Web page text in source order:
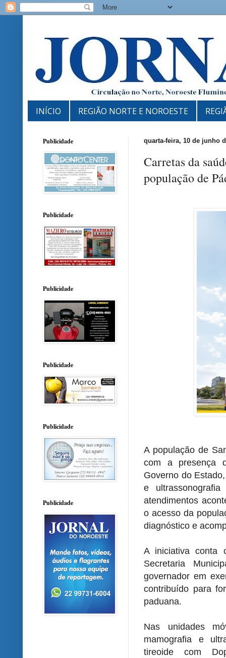
INÍCIO REGIÃO NORTE E NOROESTE
quarta-feira, 10 de junho
Carretas da
população de
A população de
com a presença
Governo do
e
atendimentos
o acesso da
diagnóstico e
A iniciativa conta
Secretaria
governador em
contribuído para
paduana.
Nas unidades
mamografia e
tireoide com
Publicidade
Publicidade
Publicidade
Publicidade
Publicidade
Publicidade